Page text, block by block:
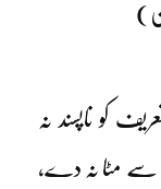
کو ناپسند نہ
سے مٹا نہ دے،